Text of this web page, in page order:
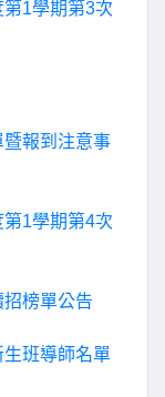
1學期第3次
報到注意事
1學期第4次
榜單公告
班導師名單